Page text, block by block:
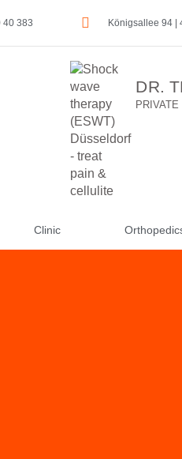
40 383 Königsallee 94 |
DR.
Clinic